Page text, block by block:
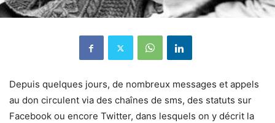
Depuis quelques jours, de nombreux messages et appels
au don circulent via des chaînes de sms, des statuts sur
Facebook ou encore Twitter, dans lesquels on y décrit la